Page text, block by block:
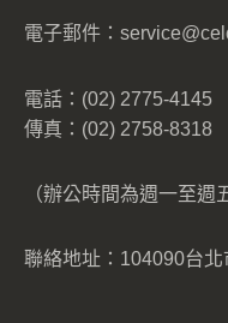
電子郵件：
電話：(02) 2775-4145
傳真：(02) 2758-8318
（辦公時間為週一至週
聯絡地址：104090台